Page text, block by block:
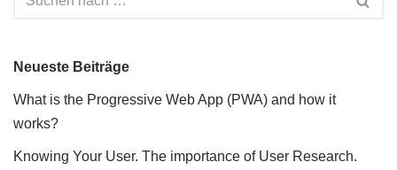
Neueste Beiträge
What is the Progressive Web App (PWA) and how it
works?
Knowing Your User. The importance of User Research.